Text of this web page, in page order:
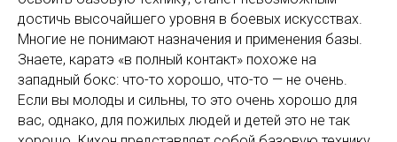
достичь высочайшего уровня в боевых искусствах.
Многие не понимают назначения и применения базы.
Знаете, каратэ «в полный контакт» похоже на
западный бокс: что-то хорошо, что-то — не очень.
Если вы молоды и сильны, то это очень хорошо для
вас, однако, для пожилых людей и детей это не так